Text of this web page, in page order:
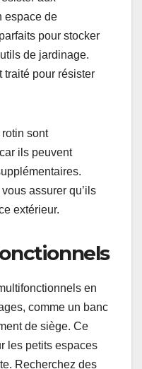
des
à votre
avec des
également servir
rotin pour
de
pour stocker
de jardinage.
pour résister
sont